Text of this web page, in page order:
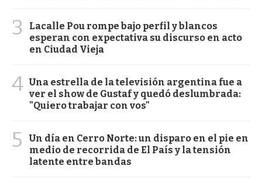
3
Lacalle Pou rompe bajo perfil y blancos
esperan con expectativa su discurso en acto
en Ciudad Vieja
4 Una estrella de la televisión argentina fue a
ver el show de Gustaf y quedó deslumbrada:
"Quiero trabajar con vos"
5
Un día en Cerro Norte: un disparo en el pie en
medio de recorrida de El País y la tensión
latente entre bandas